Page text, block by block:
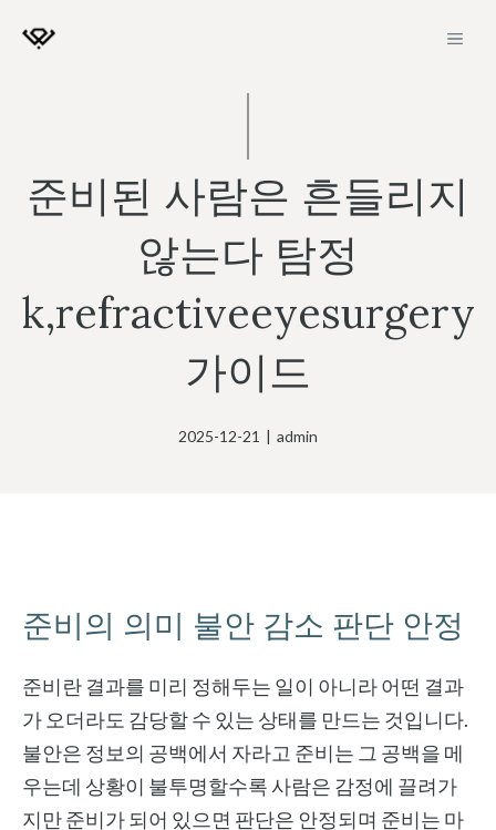
준비된 사람은 흔들리지
않는다 탐정
k,refractiveeyesurgery
가이드
2025-12-21 | admin
준비의 의미 불안 감소 판단 안정
준비란 결과를 미리 정해두는 일이 아니라 어떤 결과
가 오더라도 감당할 수 있는 상태를 만드는 것입니다.
불안은 정보의 공백에서 자라고 준비는 그 공백을 메
우는데 상황이 불투명할수록 사람은 감정에 끌려가
지만 준비가 되어 있으면 판단은 안정되며 준비는 마